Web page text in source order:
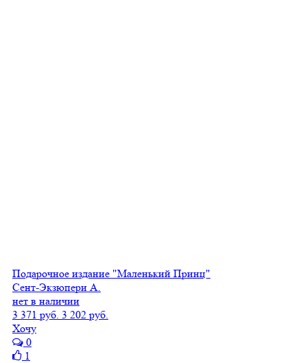
Подарочное издание "Маленький Принц"
Сент-Экзюпери А.
нет в наличии
3 371 руб. 3 202 руб.
Хочу
0
1